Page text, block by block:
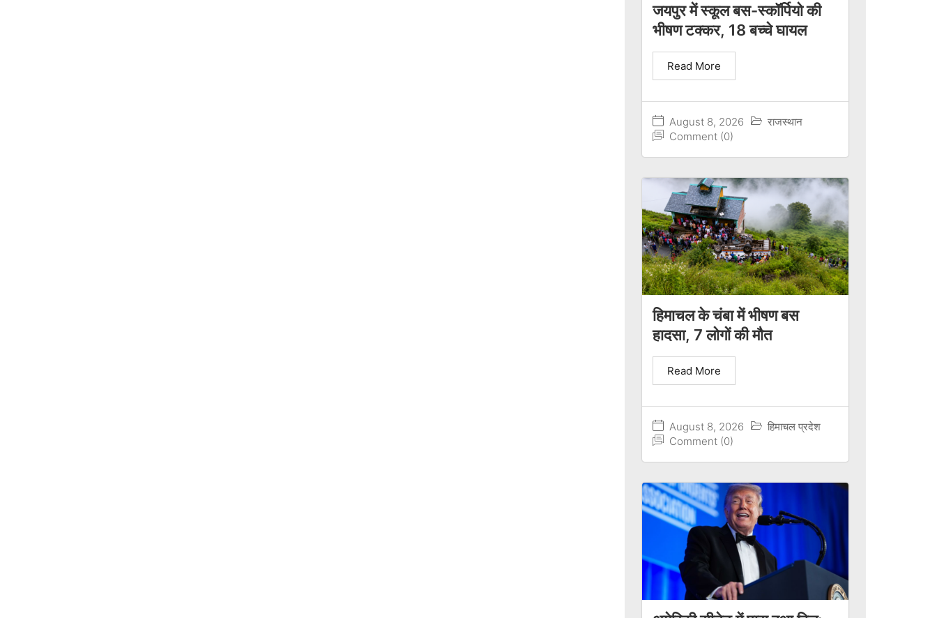
जयपुर में स्कूल बस-स्कॉर्पियो की
भीषण टक्कर, 18 बच्चे घायल
August 8, 2026
राजस्थान
Comment (0)
Read More
हिमाचल के चंबा में भीषण बस
हादसा, 7 लोगों की मौत
August 8, 2026
हिमाचल प्रदेश
Comment (0)
Read More